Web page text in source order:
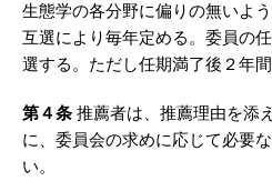
生態学の各分野に偏りの無いよ
互選により毎年定める。委員の
選する。ただし任期満了後２年間
第４条 推薦者は、推薦理由を添
に、委員会の求めに応じて必要
い。